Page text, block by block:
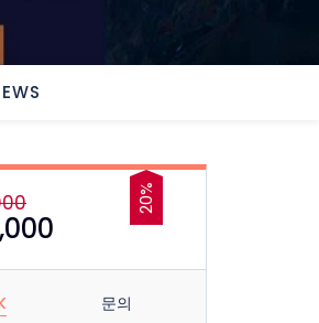
20%
문의